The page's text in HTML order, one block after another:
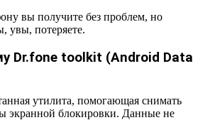
вы получите без проблем, но
увы, потеряете.
Dr.fone toolkit (Android Data
утилита, помогающая снимать
экранной блокировки. Данные не